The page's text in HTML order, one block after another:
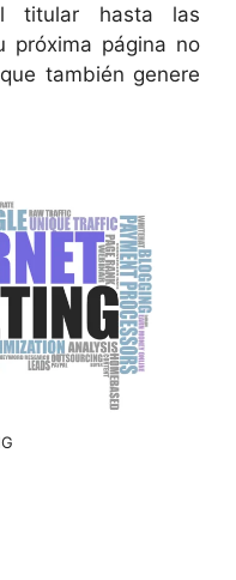
titular hasta las
próxima página no
también genere